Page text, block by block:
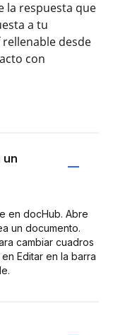
la respuesta que
a tu
desde
con
un
en docHub. Abre
un documento.
cambiar cuadros
Editar en la barra